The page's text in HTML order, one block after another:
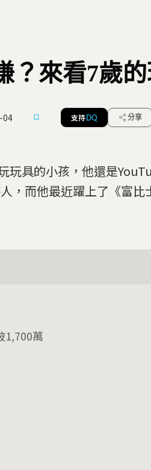
？來看7歲
04 支持 DQ 分享
玩具的小孩，他還是
，而他最近躍上了《富比
1,700萬